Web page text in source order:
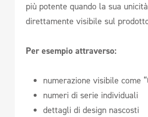
più potente quando la sua
direttamente visibile sul
Per esempio attraverso:
numerazione visibile come
numeri di serie individuali
dettagli di design nascosti